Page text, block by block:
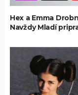
Hex a Emma
Navždy Mladí